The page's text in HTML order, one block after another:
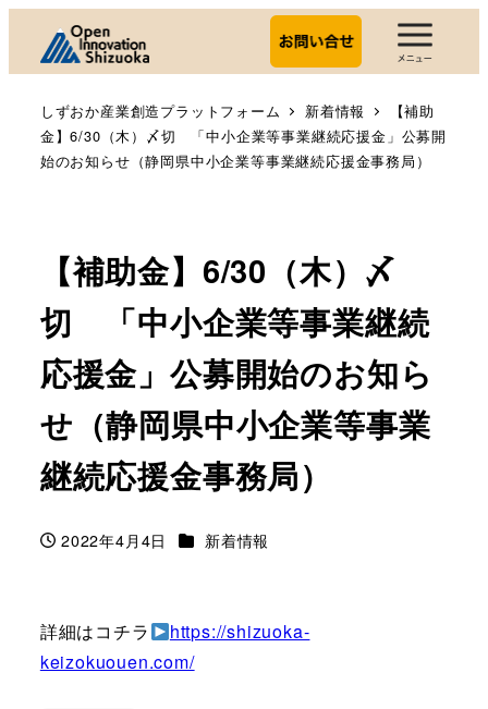
しずおか産業創造プラットフォーム 新着情報
【補助
金】6/30（木）〆切 「中小企業等事業継続応援金」公募開
始のお知らせ（静岡県中小企業等事業継続応援金事務局）
【補助金】6/30（木）〆
切 「中小企業等事業継続
応援金」公募開始のお知ら
せ（静岡県中小企業等事業
継続応援金事務局）
投稿日
2022年4月4日 カテゴリー
新着情報
詳細はコチラ
https://shizuoka-
keizokuouen.com/